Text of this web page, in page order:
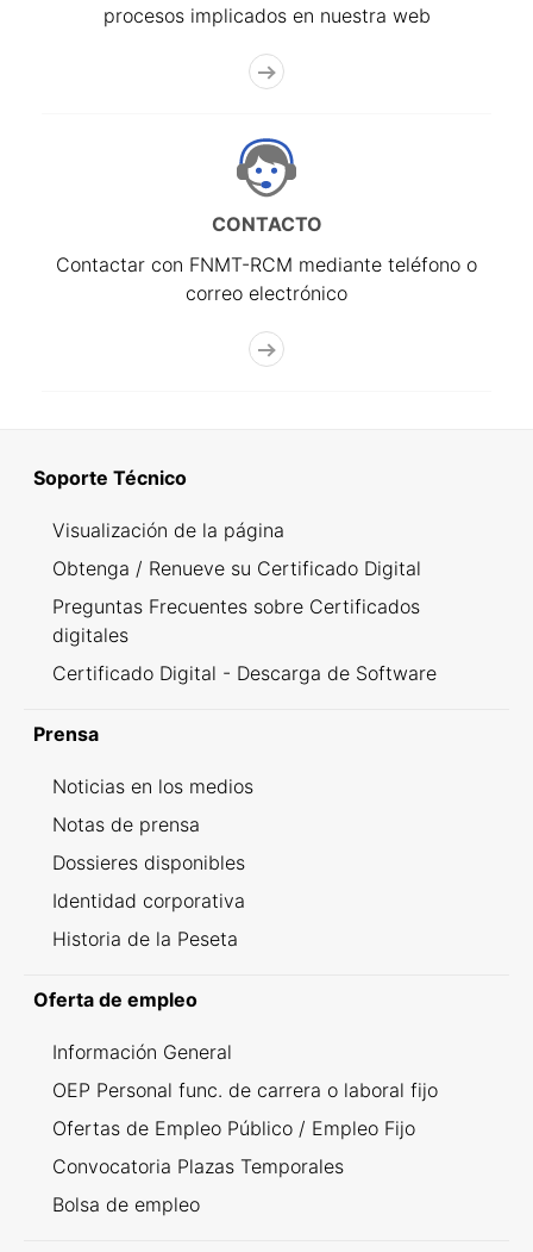
procesos implicados en nuestra web
CONTACTO
Contactar con FNMT-RCM mediante teléfono o
correo electrónico
Soporte Técnico
Visualización de la página
Obtenga / Renueve su Certificado Digital
Preguntas Frecuentes sobre Certificados
digitales
Certificado Digital - Descarga de Software
Prensa
Noticias en los medios
Notas de prensa
Dossieres disponibles
Identidad corporativa
Historia de la Peseta
Oferta de empleo
Información General
OEP Personal func. de carrera o laboral fijo
Ofertas de Empleo Público / Empleo Fijo
Convocatoria Plazas Temporales
Bolsa de empleo